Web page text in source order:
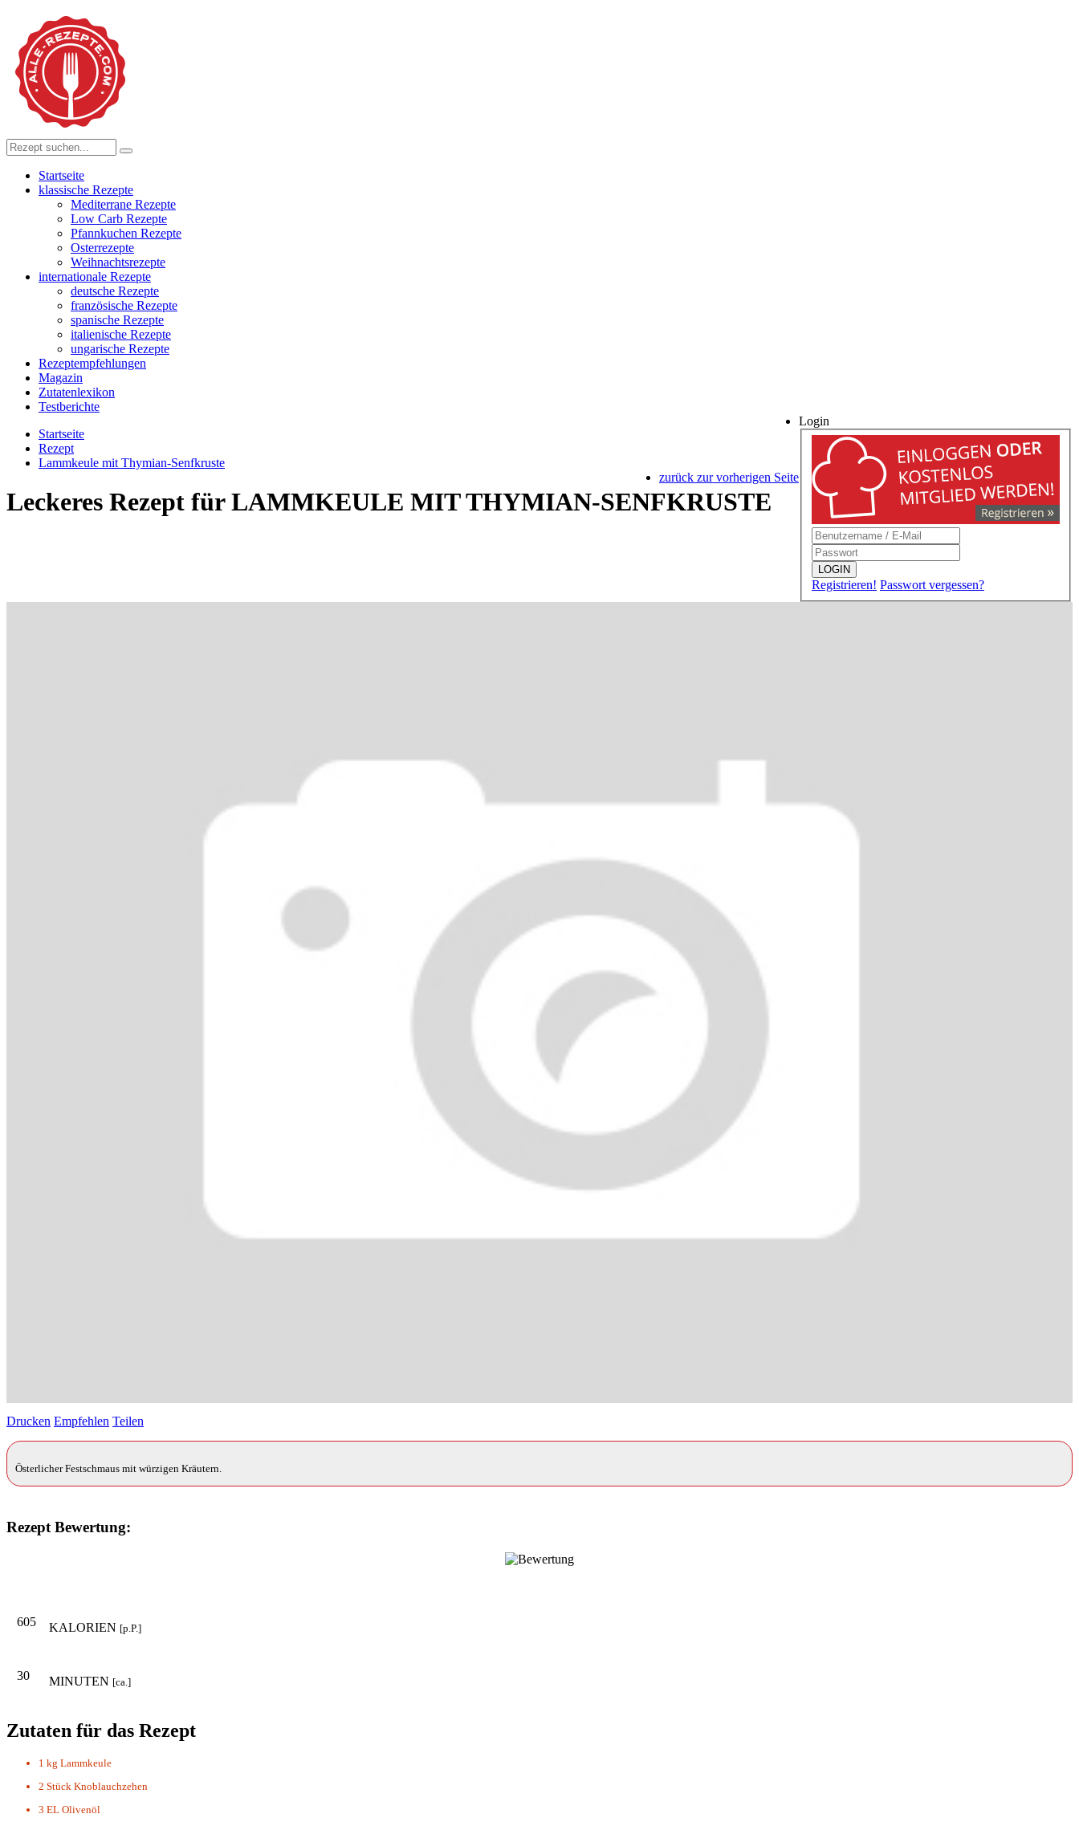
Startseite
klassische Rezepte
Mediterrane Rezepte
Low Carb Rezepte
Pfannkuchen Rezepte
Osterrezepte
Weihnachtsrezepte
internationale Rezepte
deutsche Rezepte
französische Rezepte
spanische Rezepte
italienische Rezepte
ungarische Rezepte
Rezeptempfehlungen
Magazin
Zutatenlexikon
Testberichte
Login
LOGIN
Registrieren! Passwort vergessen?
Startseite
Rezept
Lammkeule mit Thymian-Senfkruste
zurück zur vorherigen Seite
Leckeres Rezept fürLAMMKEULE MIT THYMIAN-SENFKRUSTE
Drucken Empfehlen Teilen
Österlicher Festschmaus mit würzigen Kräutern.
Rezept Bewertung:
605 KALORIEN [p.P.]
30 MINUTEN [ca.]
Zutaten für das Rezept
1 kg Lammkeule
2 Stück Knoblauchzehen
3 EL Olivenöl